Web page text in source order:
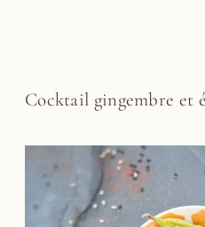
Cocktail gingembre et